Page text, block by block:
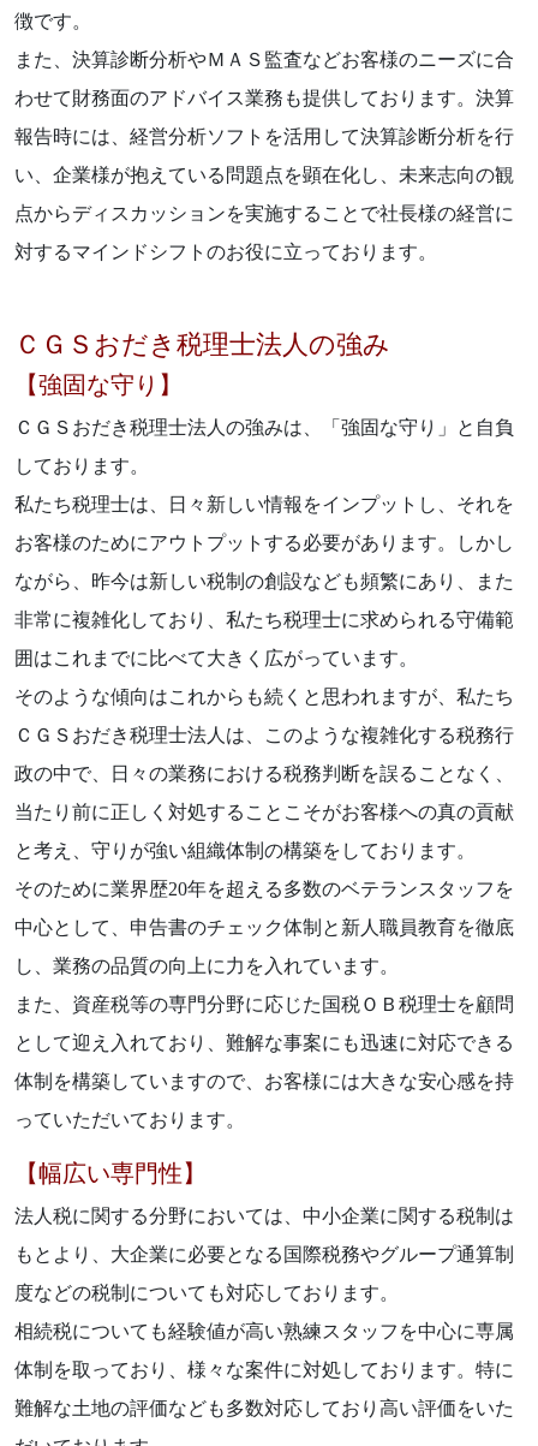
徴です。
また、決算診断分析やＭＡＳ監査などお客様のニーズに合
わせて財務面のアドバイス業務も提供しております。決算
報告時には、経営分析ソフトを活用して決算診断分析を行
い、企業様が抱えている問題点を顕在化し、未来志向の観
点からディスカッションを実施することで社長様の経営に
対するマインドシフトのお役に立っております。
ＣＧＳおだき税理士法人の強み
【強固な守り】
ＣＧＳおだき税理士法人の強みは、「強固な守り」と自負
しております。
私たち税理士は、日々新しい情報をインプットし、それを
お客様のためにアウトプットする必要があります。しかし
ながら、昨今は新しい税制の創設なども頻繁にあり、また
非常に複雑化しており、私たち税理士に求められる守備範
囲はこれまでに比べて大きく広がっています。
そのような傾向はこれからも続くと思われますが、私たち
ＣＧＳおだき税理士法人は、このような複雑化する税務行
政の中で、日々の業務における税務判断を誤ることなく、
当たり前に正しく対処することこそがお客様への真の貢献
と考え、守りが強い組織体制の構築をしております。
そのために業界歴20年を超える多数のベテランスタッフを
中心として、申告書のチェック体制と新人職員教育を徹底
し、業務の品質の向上に力を入れています。
また、資産税等の専門分野に応じた国税ＯＢ税理士を顧問
として迎え入れており、難解な事案にも迅速に対応できる
体制を構築していますので、お客様には大きな安心感を持
っていただいております。
【幅広い専門性】
法人税に関する分野においては、中小企業に関する税制は
もとより、大企業に必要となる国際税務やグループ通算制
度などの税制についても対応しております。
相続税についても経験値が高い熟練スタッフを中心に専属
体制を取っており、様々な案件に対処しております。特に
難解な土地の評価なども多数対応しており高い評価をいた